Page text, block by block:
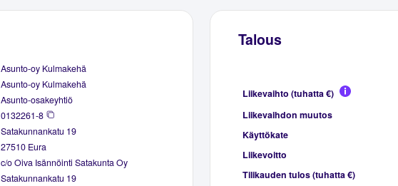
Asunto-oy Kulmakehä
Asunto-oy Kulmakehä
Asunto-osakeyhtiö
0132261-8
Satakunnankatu 19
27510 Eura
c/o Oiva Isännöinti Satakunta Oy
Satakunnankatu 19
Talous
Liikevaihto (tuhatta €)
Liikevaihdon muutos
Käyttökate
Liikevoitto
Tilikauden tulos (tuhatta €)